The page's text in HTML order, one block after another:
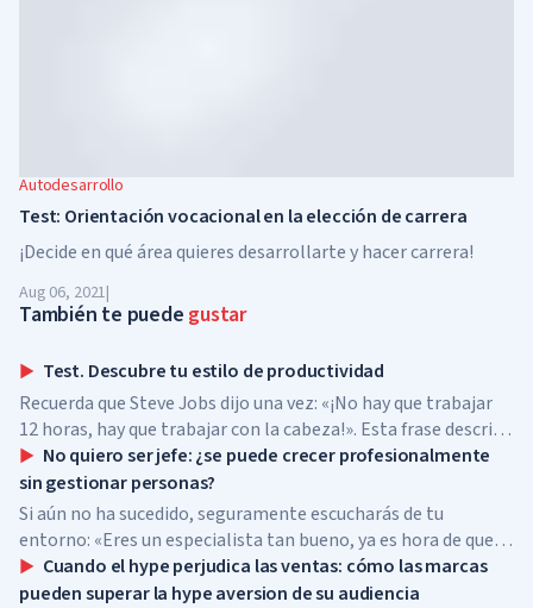
Autodesarrollo
Test: Orientación vocacional en la elección de carrera
¡Decide en qué área quieres desarrollarte y hacer carrera!
Aug 06, 2021|
También te puede gustar
Test. Descubre tu estilo de productividad
Recuerda que Steve Jobs dijo una vez: «¡No hay que trabajar
12 horas, hay que trabajar con la cabeza!». Esta frase describe
perfectamente el concepto de productividad.
No quiero ser jefe: ¿se puede crecer profesionalmente
sin gestionar personas?
Si aún no ha sucedido, seguramente escucharás de tu
entorno: «Eres un especialista tan bueno, ya es hora de que
crezcas, cuando te conviertas en jefe, tu carrera despegará».
Cuando el hype perjudica las ventas: cómo las marcas
pueden superar la hype aversion de su audiencia